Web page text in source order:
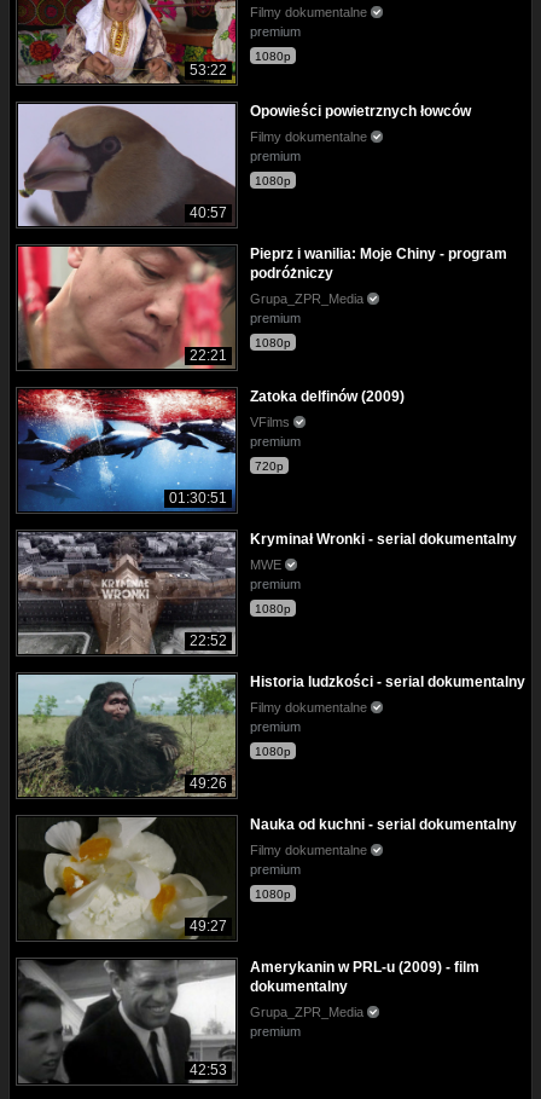
53:22
Filmy dokumentalne
premium
1080p
40:57
Opowieści powietrznych łowców
Filmy dokumentalne
premium
1080p
22:21
Pieprz i wanilia: Moje Chiny - program
podróżniczy
Grupa_ZPR_Media
premium
1080p
01:30:51
Zatoka delfinów (2009)
VFilms
premium
720p
22:52
Kryminał Wronki - serial dokumentalny
MWE
premium
1080p
49:26
Historia ludzkości - serial dokumentalny
Filmy dokumentalne
premium
1080p
49:27
Nauka od kuchni - serial dokumentalny
Filmy dokumentalne
premium
1080p
42:53
Amerykanin w PRL-u (2009) - film
dokumentalny
Grupa_ZPR_Media
premium